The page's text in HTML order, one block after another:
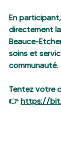
En
directement
Beauce-
soins et
communauté.
Tentez votre
👉 https://